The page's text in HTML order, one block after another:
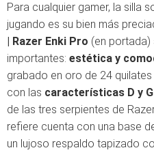
Para cualquier gamer, la silla
jugando es su bien más
| Razer Enki Pro (en
importantes: estética y
grabado en oro de 24
con las características D y
de las tres serpientes de
refiere cuenta con una base
un lujoso respaldo tapizado